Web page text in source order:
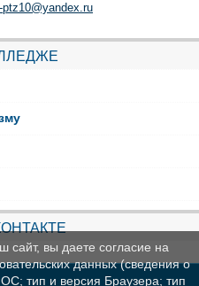
ptz10@yandex.ru
сайт, вы даете согласие на
данных (сведения о
тип и версия Браузера; тип